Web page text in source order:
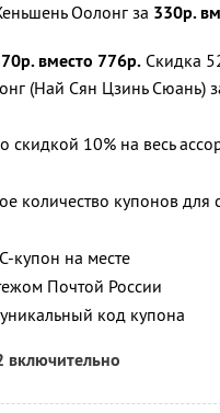
Оолонг за 330р.
вместо 776р. Скидка
(Най Сян Цзинь Сюань)
скидкой 10% на весь
количество купонов для
купон на месте
Почтой России
код купона
включительно